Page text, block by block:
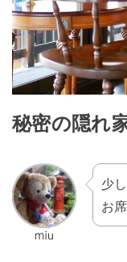
秘密の隠れ
少
お